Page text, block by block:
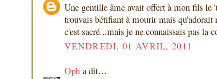
Une gentille âme avait offert à mon fils le
trouvais bétifiant à mourir mais qu'adorait
c'est sacré...mais je ne connaissais pas la
VENDREDI, 01 AVRIL, 2011
Oph a dit…